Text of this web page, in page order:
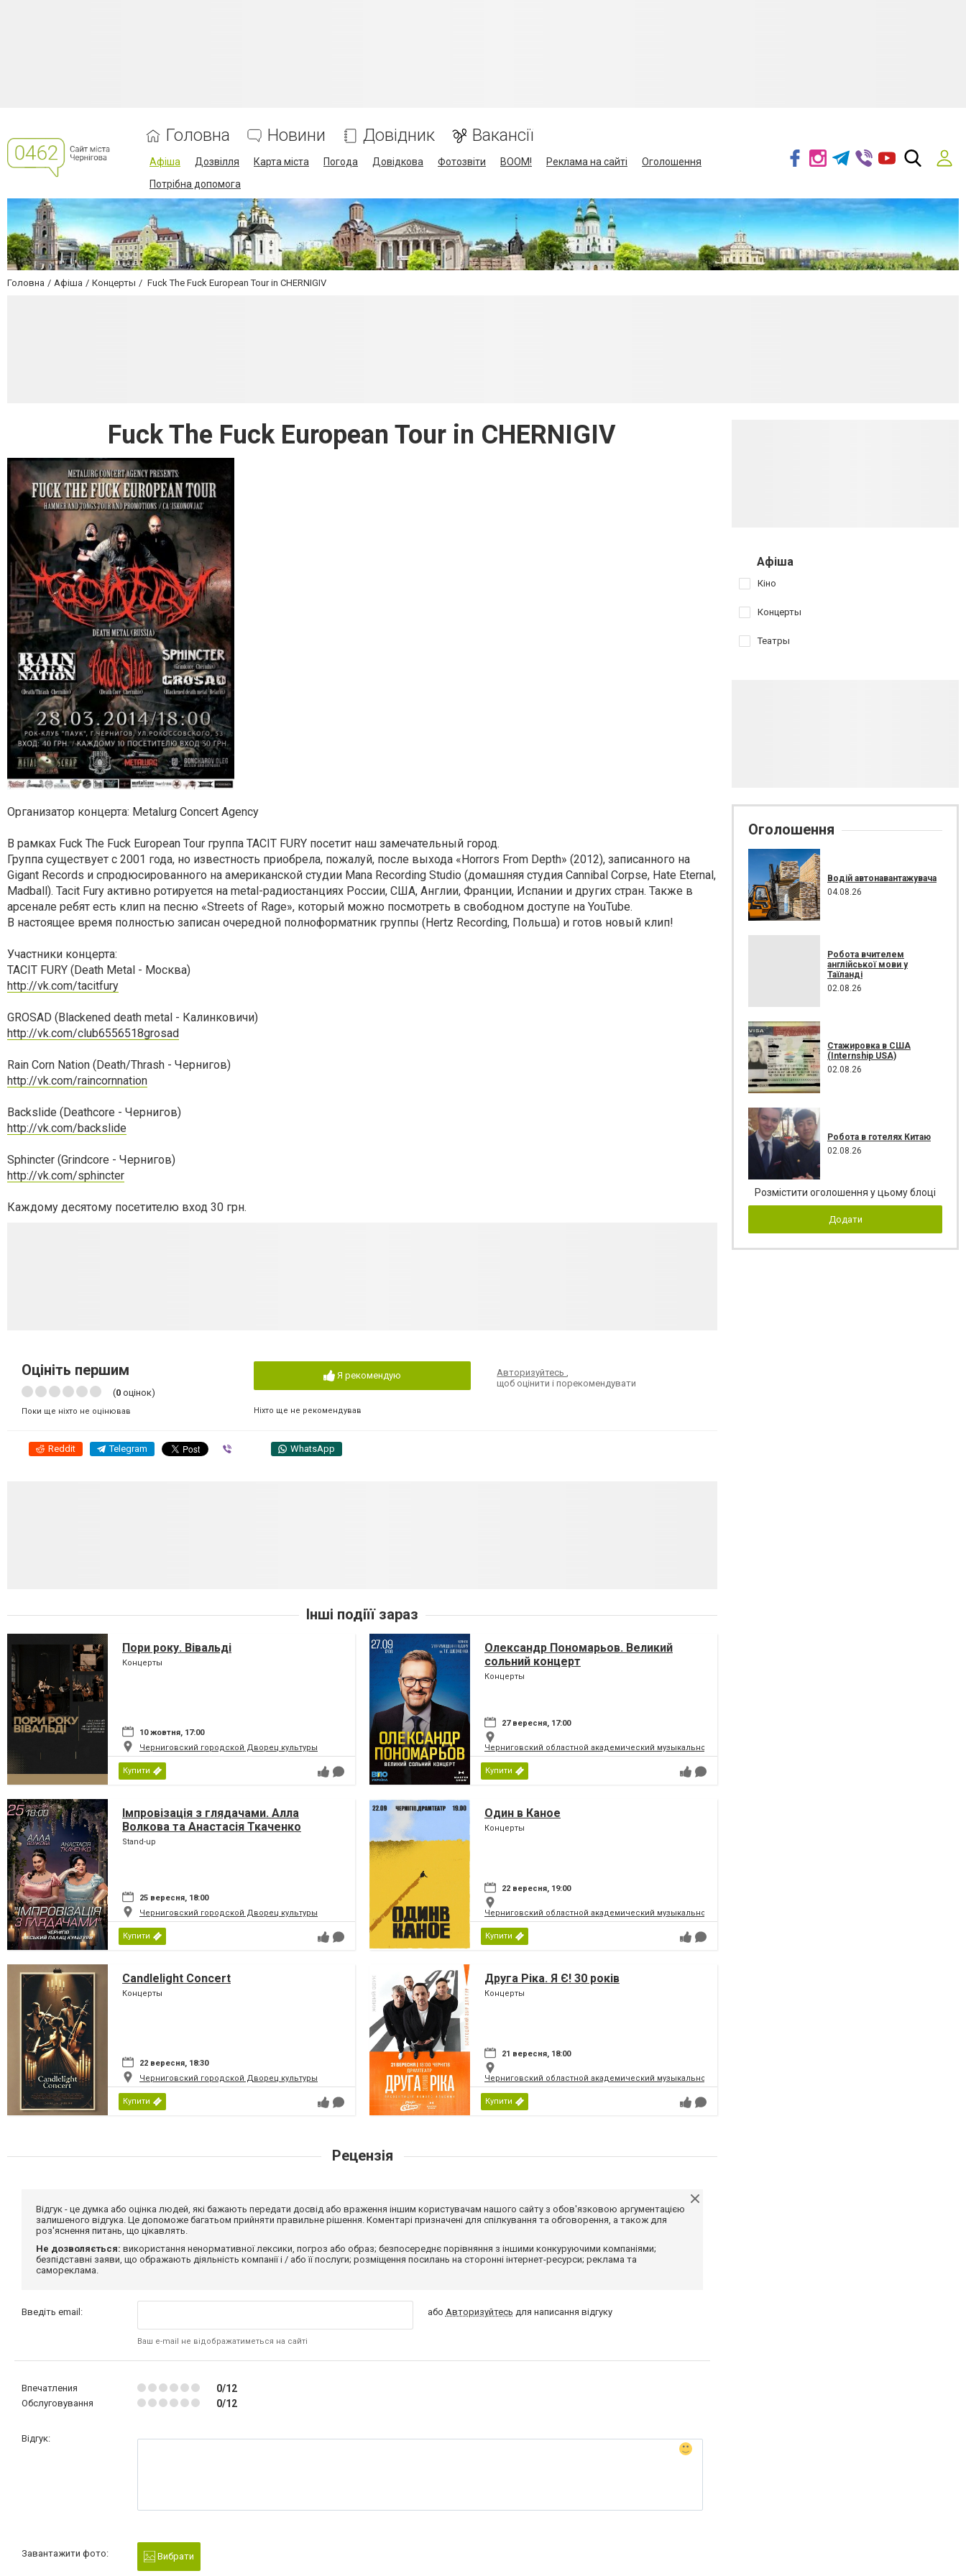
Головна Новини Довідник Вакансії
Афіша Дозвілля Карта міста Погода Довідкова Фотозвіти BOOM! Реклама на сайті
Оголошення
Потрібна допомога
Головна Афіша Концерты Fuck The Fuck European Tour in CHERNIGIV
Fuck The Fuck European Tour in CHERNIGIV
Организатор концерта: Metalurg Concert Agency
В рамках Fuck The Fuck European Tour группа TACIT FURY посетит наш замечательный город.
Группа существует с 2001 года, но известность приобрела, пожалуй, после выхода «Horrors From Depth» (2012), записанного на
Gigant Records и спродюсированного на американской студии Mana Recording Studio (домашняя студия Cannibal Corpse, Hate Eternal,
Madball). Tacit Fury активно ротируется на metal-радиостанциях России, США, Англии, Франции, Испании и других стран. Также в
арсенале ребят есть клип на песню «Streets of Rage», который можно посмотреть в свободном доступе на YouTube.
В настоящее время полностью записан очередной полноформатник группы (Hertz Recording, Польша) и готов новый клип!
Участники концерта:
TACIT FURY (Death Metal - Москва)
http://vk.com/tacitfury
GROSAD (Blackened death metal - Калинковичи)
http://vk.com/club6556518grosad
Rain Corn Nation (Death/Thrash - Чернигов)
http://vk.com/raincornnation
Backslide (Deathcore - Чернигов)
http://vk.com/backslide
Sphincter (Grindcore - Чернигов)
http://vk.com/sphincter
Каждому десятому посетителю вход 30 грн.
Оцініть першим
(0 оцінок)
Поки ще ніхто не оцінював
Я рекомендую
Ніхто ще не рекомендував
Авторизуйтесь
щоб оцінити і порекомендувати
Reddit Telegram WhatsApp
Інші подіїї зараз
Пори року. Вівальді
Концерты
10 жовтня, 17:00
Черниговский городской Дворец культуры
Купити
Олександр Пономарьов. Великий
сольний концерт
Концерты
27 вересня, 17:00
Черниговский областной академический музыкально-драматический театр имени Т.Г.Шевченко
Купити
Імпровізація з глядачами. Алла
Волкова та Анастасія Ткаченко
Stand-up
25 вересня, 18:00
Черниговский городской Дворец культуры
Купити
Один в Каное
Концерты
22 вересня, 19:00
Черниговский областной академический музыкально-драматический театр имени Т.Г.Шевченко
Купити
Candlelight Concert
Концерты
22 вересня, 18:30
Черниговский городской Дворец культуры
Купити
Друга Ріка. Я Є! 30 років
Концерты
21 вересня, 18:00
Черниговский областной академический музыкально-драматический театр имени Т.Г.Шевченко
Купити
Рецензія
Відгук - це думка або оцінка людей, які бажають передати досвід або враження іншим користувачам нашого сайту з обов'язковою аргументацією
залишеного відгука. Це допоможе багатьом прийняти правильне рішення. Коментарі призначені для спілкування та обговорення, а також для
роз'яснення питань, що цікавлять.
Не дозволяється: використання ненормативної лексики, погроз або образ; безпосереднє порівняння з іншими конкуруючими компаніями;
безпідставні заяви, що ображають діяльність компанії і / або її послуги; розміщення посилань на сторонні інтернет-ресурси; реклама та
самореклама.
Введіть email:
Ваш e-mail не відображатиметься на сайті
або Авторизуйтесь для написання відгуку
Впечатления 0/12
Обслуговування 0/12
Відгук:
Завантажити фото: Вибрати
Афіша
Кіно
Концерты
Театры
Оголошення
Водій автонавантажувача
04.08.26
Робота вчителем
англійської мови у
Таїланді
02.08.26
Стажировка в США
(Internship USA)
02.08.26
Робота в готелях Китаю
02.08.26
Розмістити оголошення у цьому блоці
Додати